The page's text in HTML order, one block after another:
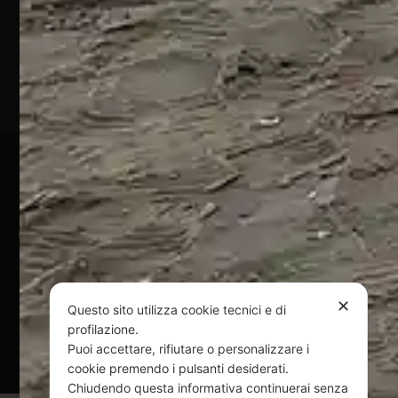
Marina
(TE)
P.Iva
01828920676
Pagamenti Sicuri
@ Copyright 2024 Webpesca è un brand Intent di Federico
Andrenacci P.Iva 01917920678
Via G. Galilei n. 2 – 64018 Tortoreto TE | REA TE-168019 |
Mail:
federicoandrenacci@pec.it
Questo sito è protetto da Google reCAPTCHA
v3,
Privacy Policy eTerms of Service
✕
Questo sito utilizza cookie tecnici e di
profilazione.
Puoi accettare, rifiutare o personalizzare i
cookie premendo i pulsanti desiderati.
Chiudendo questa informativa continuerai senza